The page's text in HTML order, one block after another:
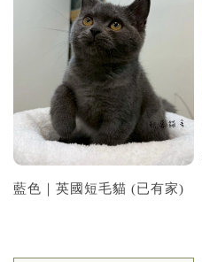
藍色｜英國短毛貓 (已有家)